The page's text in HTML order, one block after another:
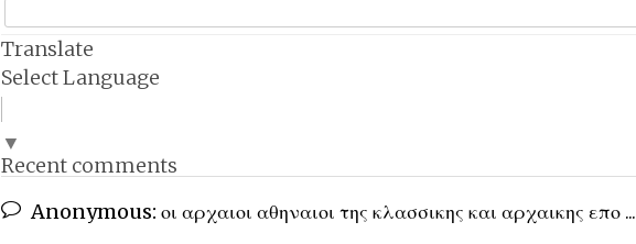
Translate
Select Language
▼
Recent comments
Anonymous: οι αρχαιοι αθηναιοι της κλασσικης και αρχαικης επο ...